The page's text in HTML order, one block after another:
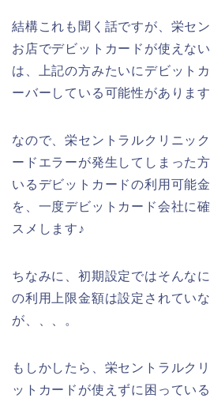
結構これも聞く話ですが、栄セ
お店でデビットカードが使えな
は、上記の方みたいにデビット
ーバーしている可能性があります
なので、栄セントラルクリニッ
ードエラーが発生してしまった
いるデビットカードの利用可能
を、一度デビットカード会社に
スメします♪
ちなみに、初期設定ではそんな
の利用上限金額は設定されてい
が、、、。
もしかしたら、栄セントラルク
ットカードが使えずに困ってい